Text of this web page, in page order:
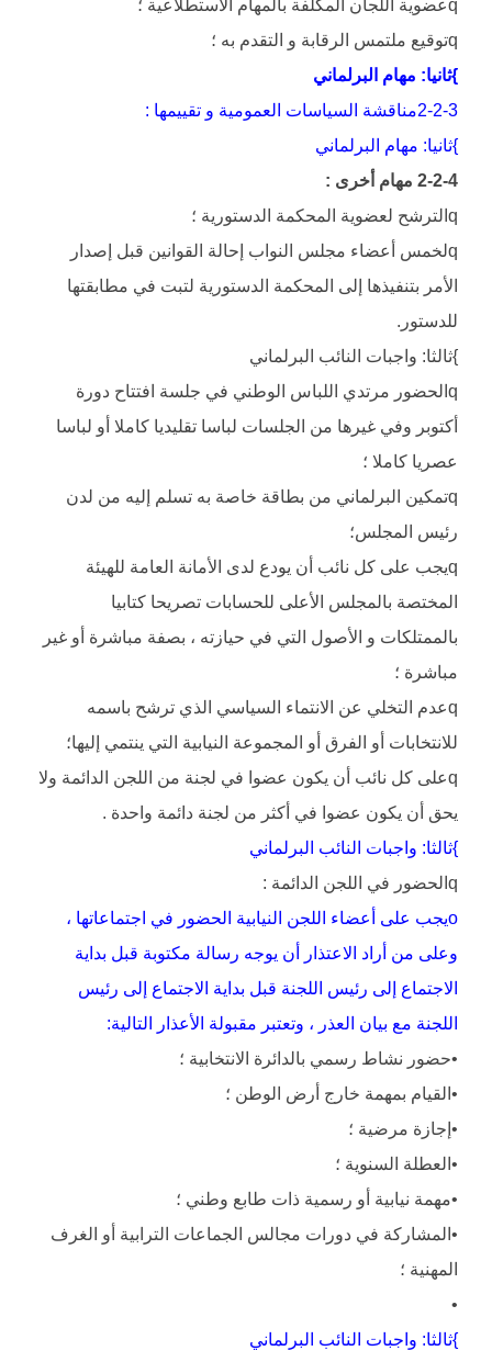
qعضوية اللجان المكلفة بالمهام الاستطلاعية ؛
qتوقيع ملتمس الرقابة و التقدم به ؛
}ثانيا: مهام البرلماني
2-2-3مناقشة السياسات العمومية و تقييمها :
}ثانيا: مهام البرلماني
2-2-4 مهام أخرى :
qالترشح لعضوية المحكمة الدستورية ؛
qلخمس أعضاء مجلس النواب إحالة القوانين قبل إصدار
الأمر بتنفيذها إلى المحكمة الدستورية لتبت في مطابقتها
للدستور.
}ثالثا: واجبات النائب البرلماني
qالحضور مرتدي اللباس الوطني في جلسة افتتاح دورة
أكتوبر وفي غيرها من الجلسات لباسا تقليديا كاملا أو لباسا
عصريا كاملا ؛
qتمكين البرلماني من بطاقة خاصة به تسلم إليه من لدن
رئيس المجلس؛
qيجب على كل نائب أن يودع لدى الأمانة العامة للهيئة
المختصة بالمجلس الأعلى للحسابات تصريحا كتابيا
بالممتلكات و الأصول التي في حيازته ، بصفة مباشرة أو غير
مباشرة ؛
qعدم التخلي عن الانتماء السياسي الذي ترشح باسمه
للانتخابات أو الفرق أو المجموعة النيابية التي ينتمي إليها؛
qعلى كل نائب أن يكون عضوا في لجنة من اللجن الدائمة ولا
يحق أن يكون عضوا في أكثر من لجنة دائمة واحدة .
}ثالثا: واجبات النائب البرلماني
qالحضور في اللجن الدائمة :
oيجب على أعضاء اللجن النيابية الحضور في اجتماعاتها ،
وعلى من أراد الاعتذار أن يوجه رسالة مكتوبة قبل بداية
الاجتماع إلى رئيس اللجنة قبل بداية الاجتماع إلى رئيس
اللجنة مع بيان العذر ، وتعتبر مقبولة الأعذار التالية:
•حضور نشاط رسمي بالدائرة الانتخابية ؛
•القيام بمهمة خارج أرض الوطن ؛
•إجازة مرضية ؛
•العطلة السنوية ؛
•مهمة نيابية أو رسمية ذات طابع وطني ؛
•المشاركة في دورات مجالس الجماعات الترابية أو الغرف
المهنية ؛
•
}ثالثا: واجبات النائب البرلماني